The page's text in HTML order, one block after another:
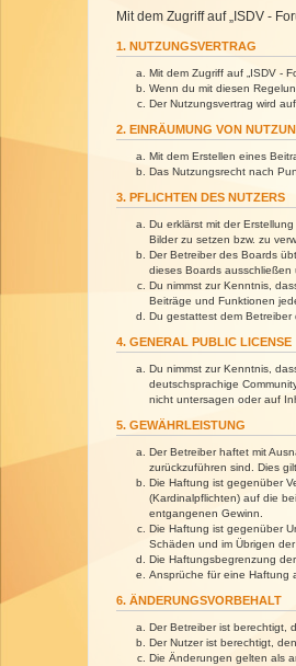
Mit dem Zugriff auf „ISDV -
1. NUTZUNGSVERTRAG
Mit dem Zugriff auf „ISDV -
Wenn du mit diesen
Der Nutzungsvertrag wird
2. EINRÄUMUNG VON
Mit dem Erstellen eines
Das Nutzungsrecht nach
3. PFLICHTEN DES NUTZERS
Du erklärst mit der
Bilder zu setzen bzw. zu
Der Betreiber des Boards
dieses Boards ausschließen
Du nimmst zur Kenntnis,
Beiträge und Funktionen
Du gestattest dem
4. GENERAL PUBLIC LICENSE
Du nimmst zur Kenntnis,
deutschsprachige
nicht untersagen oder auf
5. GEWÄHRLEISTUNG
Der Betreiber haftet mit
zurückzuführen sind. Dies
Die Haftung ist gegenüber
(Kardinalpflichten) auf die
entgangenen Gewinn.
Die Haftung ist gegenüber
Schäden und im Übrigen
Die Haftungsbegrenzung
Ansprüche für eine Haftung
6. ÄNDERUNGSVORBEHALT
Der Betreiber ist berechtigt,
Der Nutzer ist berechtigt,
Die Änderungen gelten als